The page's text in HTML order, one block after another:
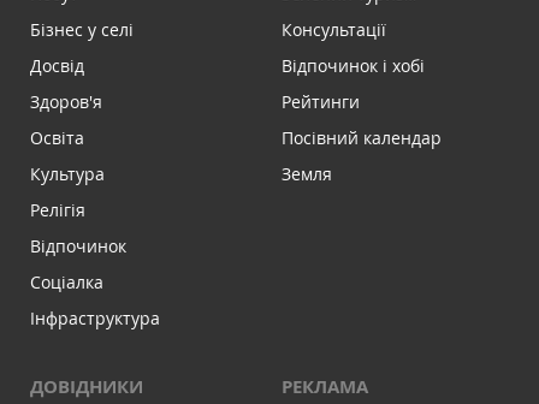
Бізнес у селі
Досвід
Здоров'я
Освіта
Культура
Релігія
Відпочинок
Соціалка
Інфраструктура
Консультації
Відпочинок і хобі
Рейтинги
Посівний календар
Земля
ДОВІДНИКИ РЕКЛАМА